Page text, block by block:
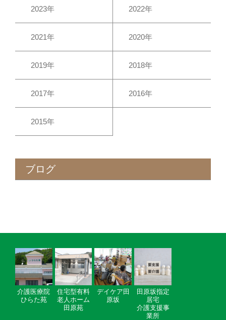
2023年 2022年
2021年 2020年
2019年 2018年
2017年 2016年
2015年
ブログ
介護医療院
ひらた苑
住宅型有料
老人ホーム
田原苑
デイケア田
原坂
田原坂指定
居宅
介護支援事
業所